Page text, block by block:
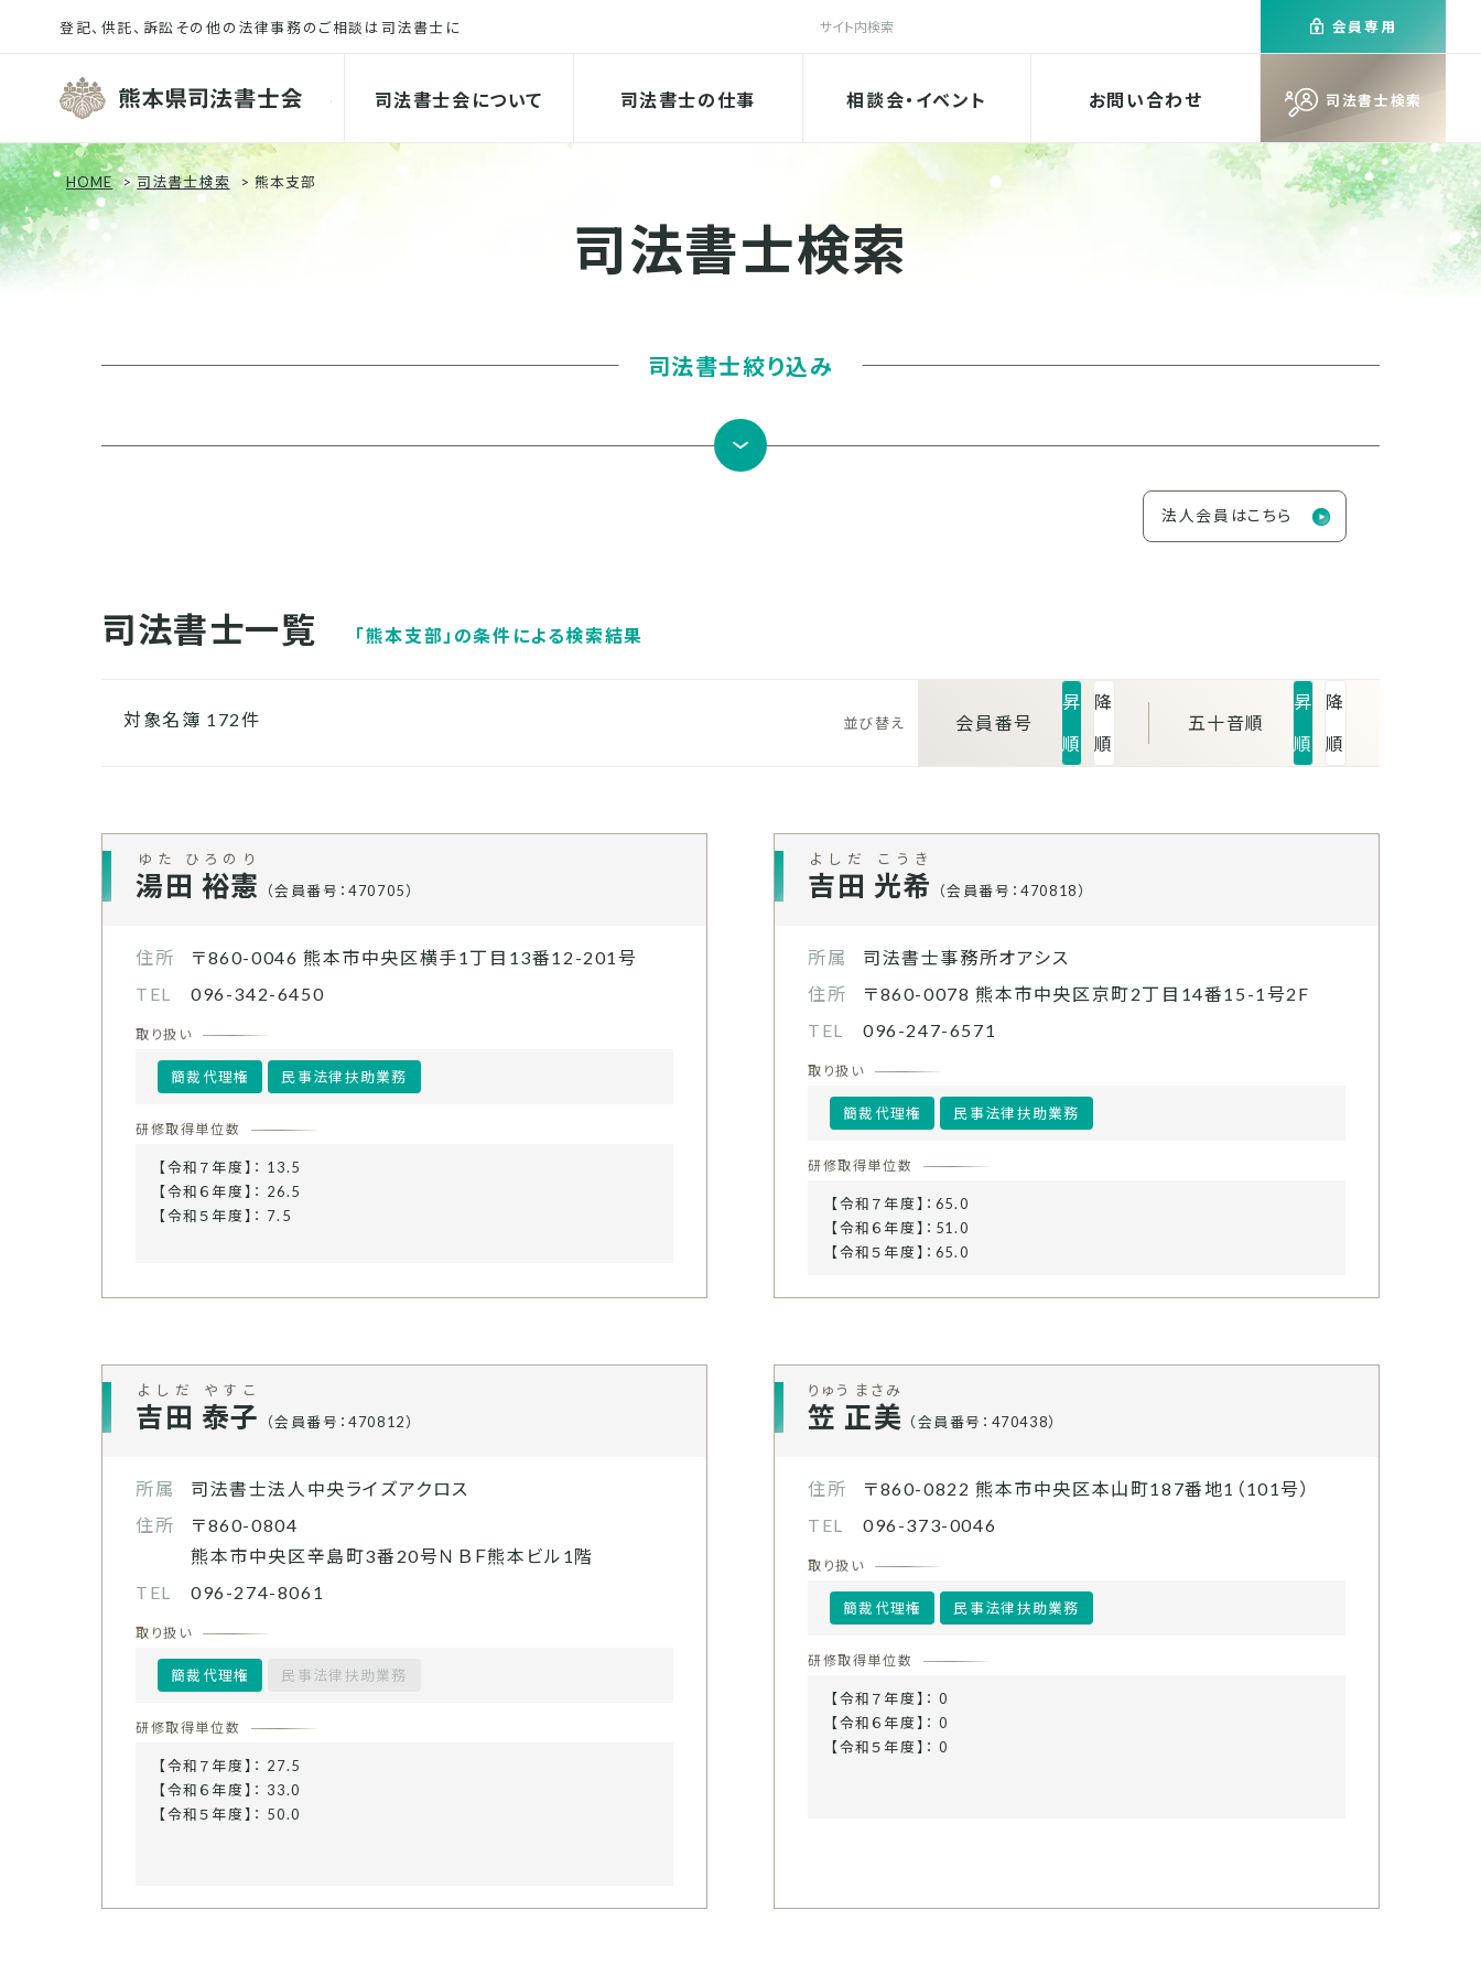
熊本県司法書士会 司法書士検索
司法書士会について 司法書士の仕事 相談会・イベント お問い合わせ
検索 会員専用
HOME 司法書士検索 熊本支部
司法書士検索
司法書士絞り込み
法人会員はこちら
司法書士一覧 「熊本支部 」の条件による検索結果
対象名簿 172件 会員番号
昇
順
降
順
五十音順
昇
順
降
順
湯田 裕憲
ゆた ひろのり
（会員番号：470705）
住所 〒860-0046 熊本市中央区横手1丁目13番12-201号
TEL
096-342-6450
取り扱い
簡裁代理権 民事法律扶助業務
研修取得単位数
【令和７年度】： 13.5
【令和６年度】： 26.5
【令和５年度】： 7.5
吉田 光希
よしだ こうき
（会員番号：470818）
所属
司法書士事務所オアシス
住所
〒860-0078 熊本市中央区京町2丁目14番15-1号2F
TEL
096-247-6571
取り扱い
簡裁代理権 民事法律扶助業務
研修取得単位数
【令和７年度】：65.0
【令和６年度】：51.0
【令和５年度】：65.0
吉田 泰子
よしだ やすこ
（会員番号：470812）
所属
司法書士法人中央ライズアクロス
住所
〒860-0804
熊本市中央区辛島町3番20号ＮＢＦ熊本ビル1階
TEL
096-274-8061
取り扱い
簡裁代理権 民事法律扶助業務
研修取得単位数
【令和７年度】： 27.5
【令和６年度】： 33.0
【令和５年度】： 50.0
笠 正美
りゅう まさみ
（会員番号：470438）
住所 〒860-0822 熊本市中央区本山町187番地1（101号）
TEL
096-373-0046
取り扱い
簡裁代理権 民事法律扶助業務
研修取得単位数
【令和７年度】： 0
【令和６年度】： 0
【令和５年度】： 0